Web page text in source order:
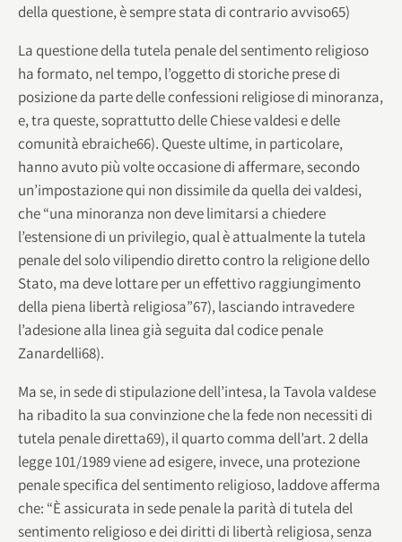
della questione, è sempre stata di contrario avviso65)
La questione della tutela penale del sentimento religioso
ha formato, nel tempo, l’oggetto di storiche prese di
posizione da parte delle confessioni religiose di minoranza,
e, tra queste, soprattutto delle Chiese valdesi e delle
comunità ebraiche66). Queste ultime, in particolare,
hanno avuto più volte occasione di affermare, secondo
un’impostazione qui non dissimile da quella dei valdesi,
che “una minoranza non deve limitarsi a chiedere
l’estensione di un privilegio, qual è attualmente la tutela
penale del solo vilipendio diretto contro la religione dello
Stato, ma deve lottare per un effettivo raggiungimento
della piena libertà religiosa”67), lasciando intravedere
l’adesione alla linea già seguita dal codice penale
Zanardelli68).
Ma se, in sede di stipulazione dell’intesa, la Tavola valdese
ha ribadito la sua convinzione che la fede non necessiti di
tutela penale diretta69), il quarto comma dell’art. 2 della
legge 101/1989 viene ad esigere, invece, una protezione
penale specifica del sentimento religioso, laddove afferma
che: “È assicurata in sede penale la parità di tutela del
sentimento religioso e dei diritti di libertà religiosa, senza